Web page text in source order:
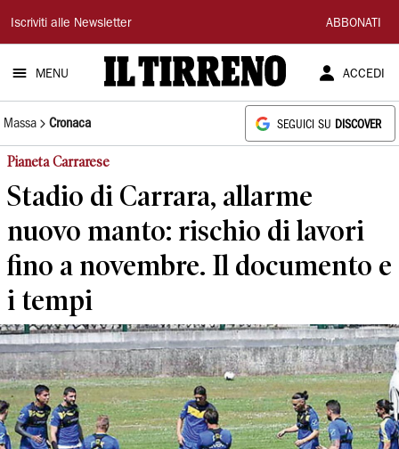
Il
Tirreno
Iscriviti alle Newsletter ABBONATI
MENU ACCEDI
Massa Cronaca SEGUICI SU DISCOVER
Pianeta Carrarese
Stadio di Carrara, allarme
nuovo manto: rischio di lavori
fino a novembre. Il documento e
i tempi